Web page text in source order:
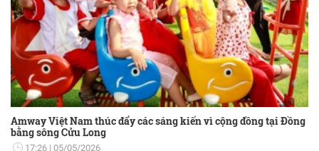
Amway Việt Nam thúc đẩy các sáng kiến vì cộng đồng tại Đồng
bằng sông Cửu Long
17:26 05/05/2026